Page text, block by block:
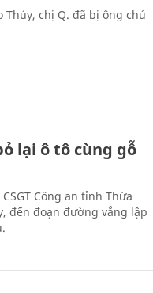
chị Q. đã bị ông chủ
lại ô tô cùng gỗ
Công an tỉnh Thừa
đến đoạn đường vắng lập